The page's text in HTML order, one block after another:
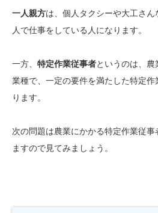
一人親方は、個人タクシーや大工さ
人で仕事をしている人になります。
一方、 特定作業従事者というのは、
業種で、一定の要件を満たした特定
ります。
次の問題は農業にかかる特定作業従
ますので見てみましょう。